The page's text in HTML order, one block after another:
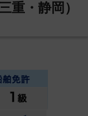
重・静岡）